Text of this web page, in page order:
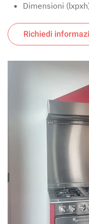
Dimensioni
Richiedi